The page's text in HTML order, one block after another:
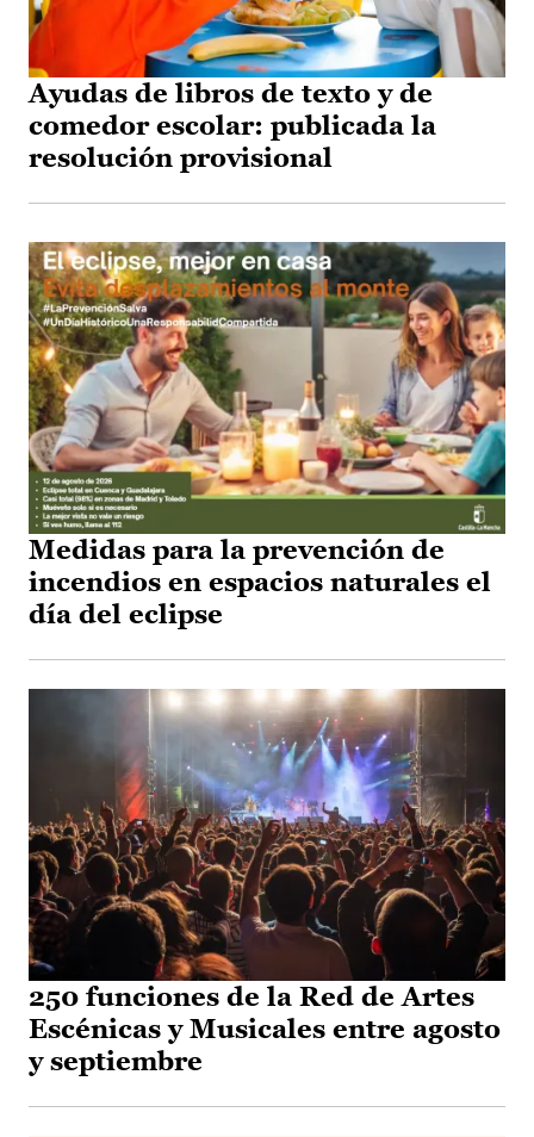
Ayudas de libros de texto y de
comedor escolar: publicada la
resolución provisional
Medidas para la prevención de
incendios en espacios naturales el
día del eclipse
250 funciones de la Red de Artes
Escénicas y Musicales entre agosto
y septiembre